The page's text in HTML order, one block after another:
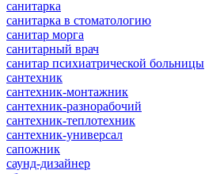
санитарка
санитарка в стоматологию
санитар морга
санитарный врач
санитар психиатрической больницы
сантехник
сантехник-монтажник
сантехник-разнорабочий
сантехник-теплотехник
сантехник-универсал
сапожник
саунд-дизайнер